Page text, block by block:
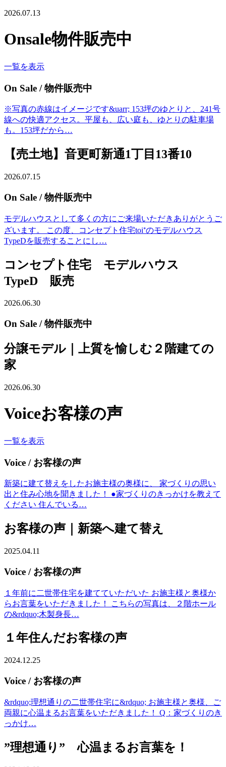
2026.07.13
Onsale物件販売中
一覧を表示
On Sale / 物件販売中
※写真の赤線はイメージです&uarr; 153坪のゆとりと、241号
線への快適アクセス。平屋も、広い庭も、ゆとりの駐車場
も。153坪だから…
【売土地】音更町新通1丁目13番10
2026.07.15
On Sale / 物件販売中
モデルハウスとして多くの方にご来場いただきありがとうご
ざいます。 この度、コンセプト住宅toi⁺のモデルハウス
TypeDを販売することにし…
コンセプト住宅 モデルハウス
TypeD 販売
2026.06.30
On Sale / 物件販売中
分譲モデル｜上質を愉しむ２階建ての
家
2026.06.30
Voiceお客様の声
一覧を表示
Voice / お客様の声
新築に建て替えをしたお施主様の奥様に、 家づくりの思い
出と住み心地を聞きました！ ●家づくりのきっかけを教えて
ください 住んでいる…
お客様の声｜新築へ建て替え
2025.04.11
Voice / お客様の声
１年前に二世帯住宅を建てていただいた お施主様と奥様か
らお言葉をいただきました！ こちらの写真は、２階ホール
の&rdquo;木製身長…
１年住んだお客様の声
2024.12.25
Voice / お客様の声
&rdquo;理想通りの二世帯住宅に&rdquo; お施主様と奥様、ご
両親に心温まるお言葉をいただきました！ Q：家づくりのき
っかけ…
”理想通り” 心温まるお言葉を！